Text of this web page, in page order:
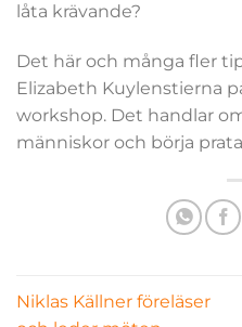
låta krävande?
Det här och många fler
Elizabeth Kuylenstierna
workshop. Det handlar
människor och börja
Niklas Källner föreläser